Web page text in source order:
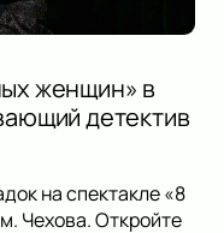
женщин» в
детектив
на спектакле «8
Чехова. Откройте